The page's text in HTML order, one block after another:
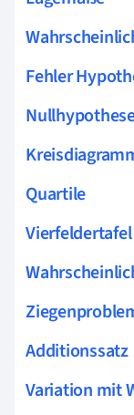
Fehler
Quartile
Vierfeldertafel
Additionssatz
Variation mit